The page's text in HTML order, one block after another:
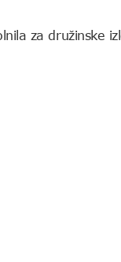
za družinske